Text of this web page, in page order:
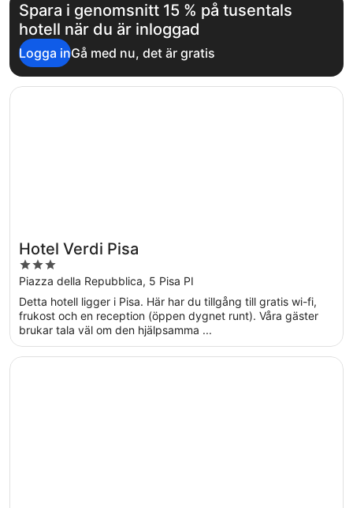
Spara i genomsnitt 15 % på tusentals
hotell när du är inloggad
Logga inGå med nu, det är gratis
Hotel Verdi Pisa
3
out
of
5
Piazza della Repubblica, 5 Pisa PI
Detta hotell ligger i Pisa. Här har du tillgång till gratis wi-fi,
frukost och en reception (öppen dygnet runt). Våra gäster
brukar tala väl om den hjälpsamma ...
Öppnas i ett nytt fönster
Hotel Verdi Pisa
Öppnas i ett nytt fönster
Hotel Pisa Tower